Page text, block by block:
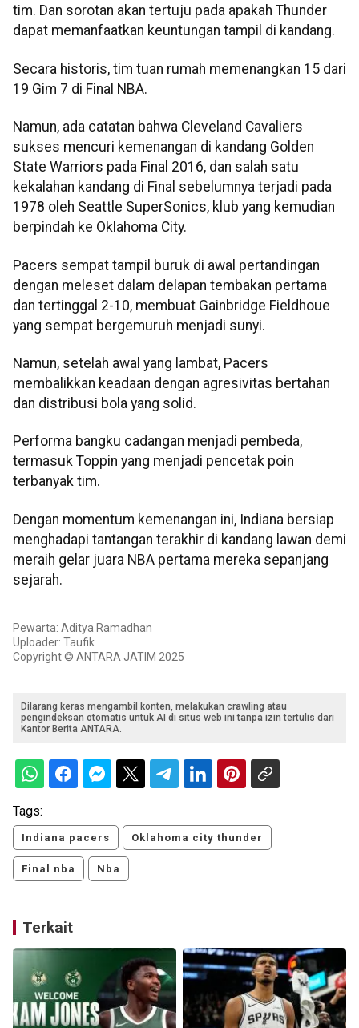
tim. Dan sorotan akan tertuju pada apakah Thunder
dapat memanfaatkan keuntungan tampil di kandang.
Secara historis, tim tuan rumah memenangkan 15 dari
19 Gim 7 di Final NBA.
Namun, ada catatan bahwa Cleveland Cavaliers
sukses mencuri kemenangan di kandang Golden
State Warriors pada Final 2016, dan salah satu
kekalahan kandang di Final sebelumnya terjadi pada
1978 oleh Seattle SuperSonics, klub yang kemudian
berpindah ke Oklahoma City.
Pacers sempat tampil buruk di awal pertandingan
dengan meleset dalam delapan tembakan pertama
dan tertinggal 2-10, membuat Gainbridge Fieldhoue
yang sempat bergemuruh menjadi sunyi.
Namun, setelah awal yang lambat, Pacers
membalikkan keadaan dengan agresivitas bertahan
dan distribusi bola yang solid.
Performa bangku cadangan menjadi pembeda,
termasuk Toppin yang menjadi pencetak poin
terbanyak tim.
Dengan momentum kemenangan ini, Indiana bersiap
menghadapi tantangan terakhir di kandang lawan demi
meraih gelar juara NBA pertama mereka sepanjang
sejarah.
Pewarta: Aditya Ramadhan
Uploader: Taufik
Copyright © ANTARA JATIM 2025
Dilarang keras mengambil konten, melakukan crawling atau
pengindeksan otomatis untuk AI di situs web ini tanpa izin tertulis dari
Kantor Berita ANTARA.
Tags:
Indiana pacers Oklahoma city thunder
Final nba Nba
Terkait